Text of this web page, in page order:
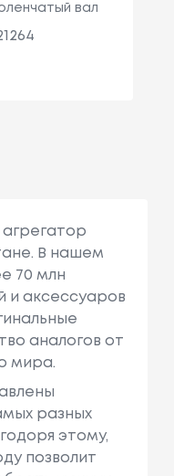
вал
В нашем
70 млн
и аксессуаров
аналогов от
мира.
разных
этому,
позволит